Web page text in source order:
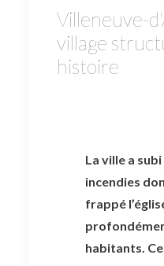
Villeneuve-
village
histoire
La ville a
incendies
frappé
habitants.